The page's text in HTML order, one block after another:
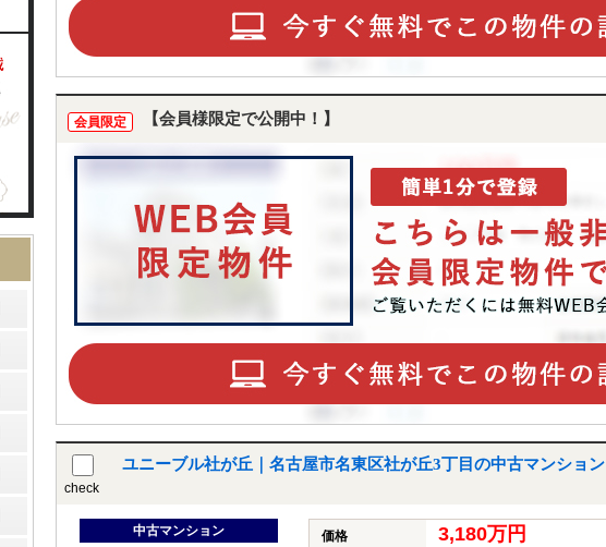
会員限定 【会員様限定で公開中！】
check
ユニーブル社が丘｜名古屋市名東区社が丘3丁目の中古マンション
中古マンション 価格 3,180万円